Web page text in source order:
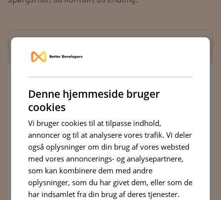
Denne hjemmeside bruger
cookies
Vi bruger cookies til at tilpasse indhold,
annoncer og til at analysere vores trafik. Vi deler
også oplysninger om din brug af vores websted
med vores annoncerings- og analysepartnere,
som kan kombinere dem med andre
oplysninger, som du har givet dem, eller som de
har indsamlet fra din brug af deres tjenester.